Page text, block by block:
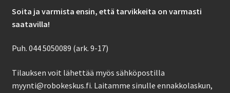
Soita ja varmista ensin, että tarvikkeita on varmasti
saatavilla!
Puh. 044 5050089 (ark. 9-17)
Tilauksen voit lähettää myös sähköpostilla
myynti@robokeskus.fi. Laitamme sinulle ennakkolaskun,